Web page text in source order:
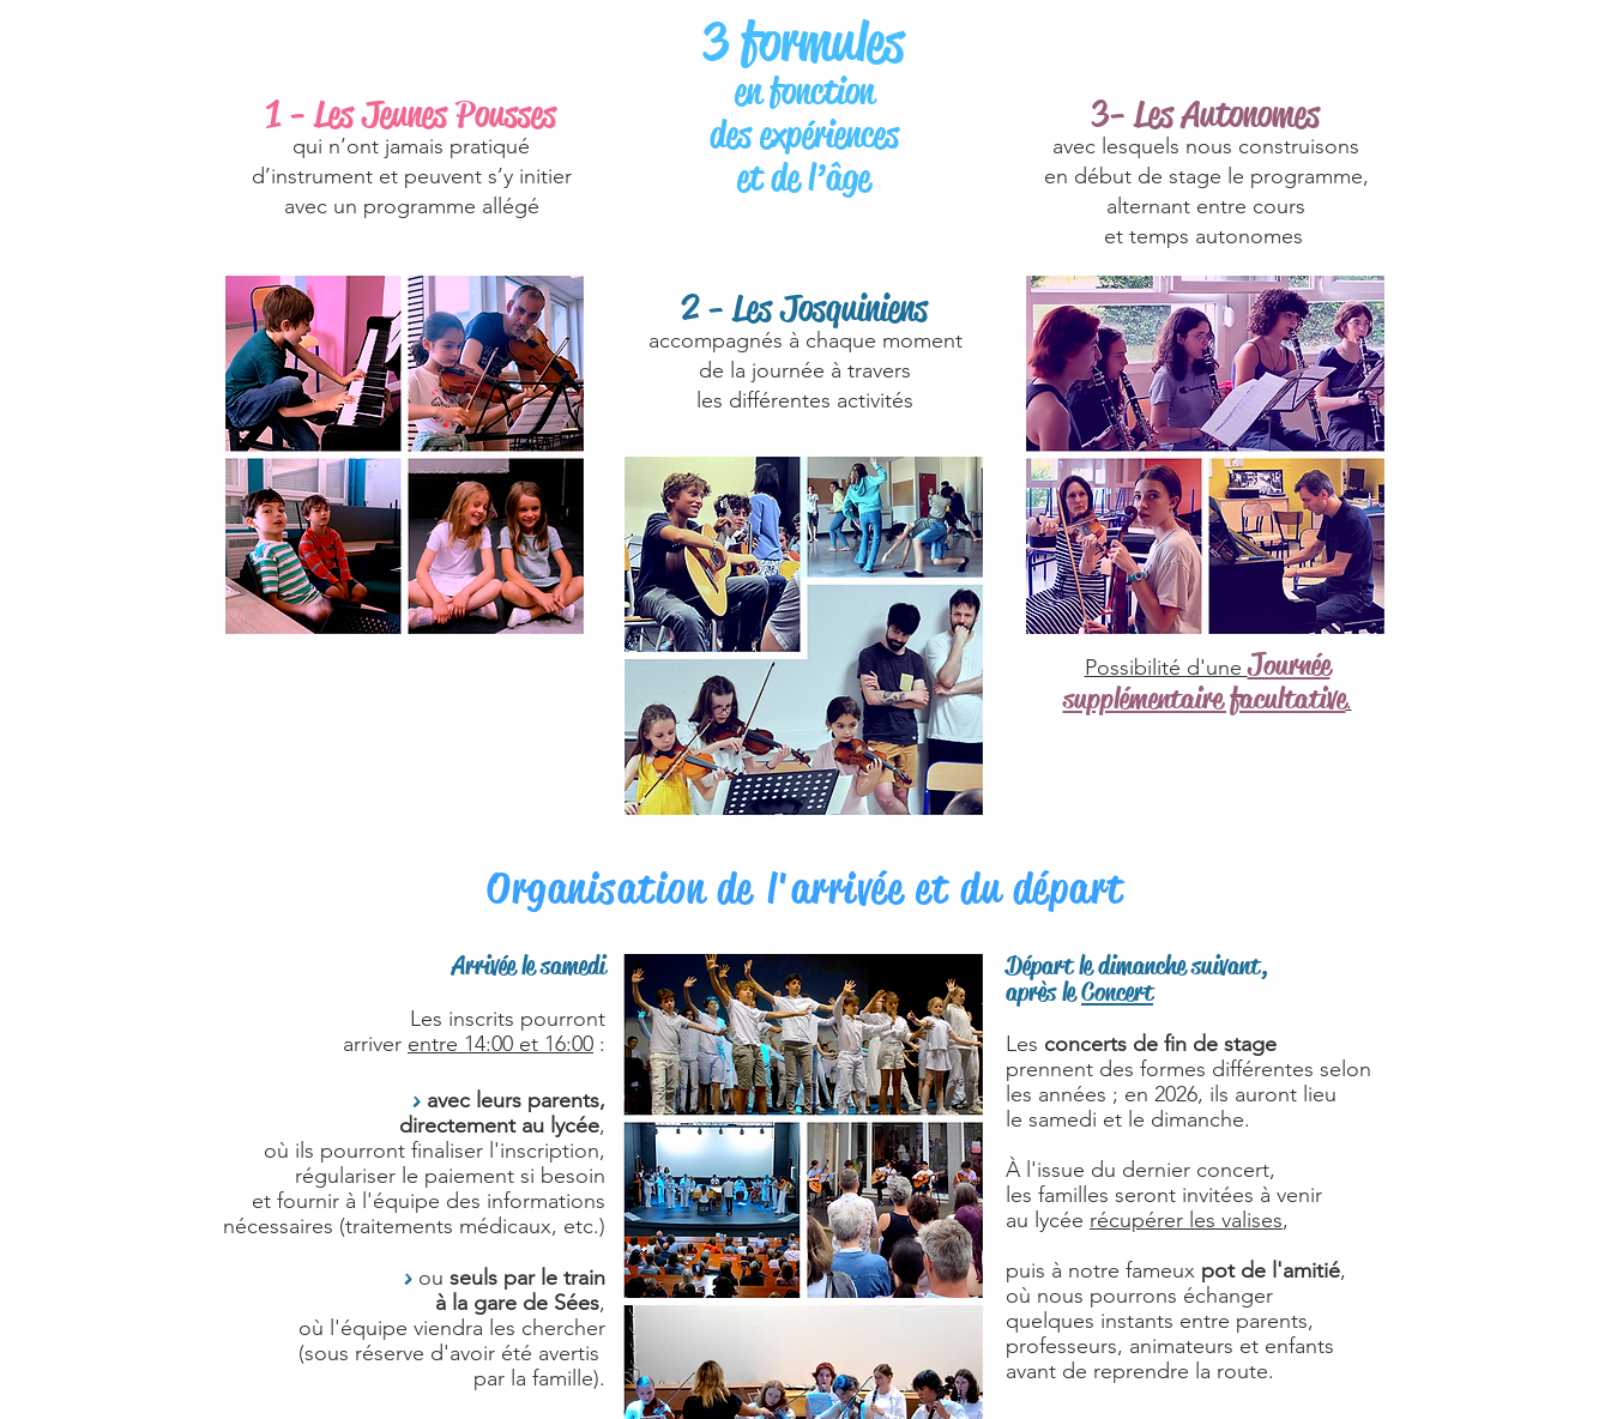
1 - Les Jeunes Pousses​
qui n’ont jamais pratiqué
d’instrument et peuvent s’y initier
avec un programme allégé
3 formules
en fonction
des expériences
et de l’âge
3- Les Autonomes
avec lesquels nous construisons
en début de stage le programme,
alternant entre cours
et temps autonomes
2 - Les Josquiniens
⁠accompagnés à chaque moment
de la journée à travers
les différentes activités
Possibilité d'uneJournée
supplémentaire facultative.
Organisation de l'arrivée et du départ
Arrivée le samedi
Les inscrits pourront
arriver entre 14:00 et 16:00 :
> avec leurs parents,
directement au lycée,
où ils pourront finaliser l'inscription,
régulariser le paiement si besoin
et fournir à l'équipe des informations
nécessaires (traitements médicaux, etc.)
> ou seuls par le train
à la gare de Sées,
où l'équipe viendra les chercher
(sous réserve d'avoir été avertis
par la famille).
Départ le dimanche suivant,
après leConcert
Les concerts de fin de stage
prennent des formes différentes selon
les années ; en 2026, ils auront lieu
le samedi et le dimanche.
À l'issue du dernier concert,
les familles seront invitées à venir
au lycée récupérer les valises,
puis à notre fameux pot de l'amitié,
où nous pourrons échanger
quelques instants entre parents,
professeurs, animateurs et enfants
avant de reprendre la route.